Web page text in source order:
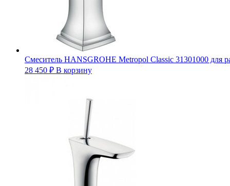
Смеситель HANSGROHE Metropol Classic 31301000 для
28 450 ₽ В корзину